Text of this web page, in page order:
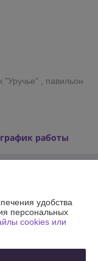
"Уручье" , павильон
работы
16.03.2026
удобства
персональных
cookies или